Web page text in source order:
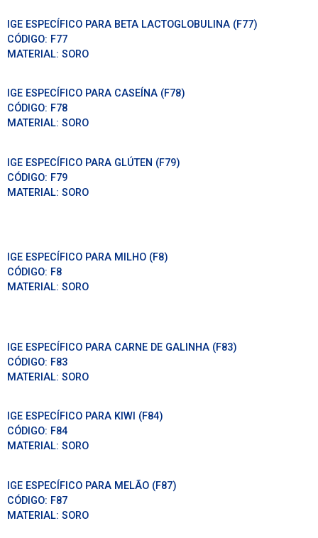
IGE ESPECÍFICO PARA BETA LACTOGLOBULINA (F77)
CÓDIGO: F77
MATERIAL: SORO
IGE ESPECÍFICO PARA CASEÍNA (F78)
CÓDIGO: F78
MATERIAL: SORO
IGE ESPECÍFICO PARA GLÚTEN (F79)
CÓDIGO: F79
MATERIAL: SORO
IGE ESPECÍFICO PARA MILHO (F8)
CÓDIGO: F8
MATERIAL: SORO
IGE ESPECÍFICO PARA CARNE DE GALINHA (F83)
CÓDIGO: F83
MATERIAL: SORO
IGE ESPECÍFICO PARA KIWI (F84)
CÓDIGO: F84
MATERIAL: SORO
IGE ESPECÍFICO PARA MELÃO (F87)
CÓDIGO: F87
MATERIAL: SORO